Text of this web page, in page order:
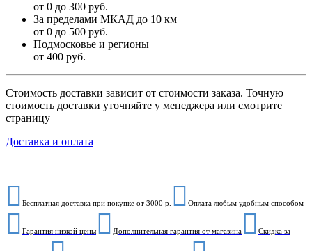
от 0 до 300 руб.
За пределами МКАД до 10 км
от 0 до 500 руб.
Подмосковье и регионы
от 400 руб.
Стоимость доставки зависит от стоимости заказа. Точную
стоимость доставки уточняйте у менеджера или смотрите
страницу
Доставка и оплата
Бесплатная доставка при покупке от 3000 р. Оплата любым удобным способом
Гарантия низкой цены Дополнительная гарантия от магазина Скидка за